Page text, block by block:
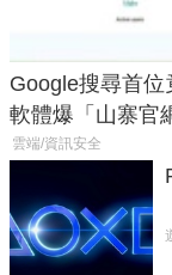
Google搜尋首
軟體爆「山寨官
雲端/資訊安全